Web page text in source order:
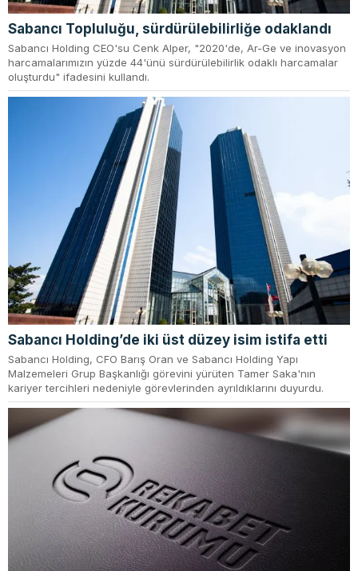
Sabancı Topluluğu, sürdürülebilirliğe odaklandı
Sabancı Holding CEO'su Cenk Alper, "2020'de, Ar-Ge ve inovasyon
harcamalarımızın yüzde 44'ünü sürdürülebilirlik odaklı harcamalar
oluşturdu" ifadesini kullandı.
Sabancı Holding’de iki üst düzey isim istifa etti
Sabancı Holding, CFO Barış Oran ve Sabancı Holding Yapı
Malzemeleri Grup Başkanlığı görevini yürüten Tamer Saka'nın
kariyer tercihleri nedeniyle görevlerinden ayrıldıklarını duyurdu.